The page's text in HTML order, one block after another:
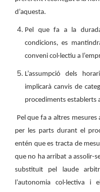
d’aquesta.
Pel que fa a la
condicions, es
conveni col·lectiu a
L’assumpció dels
implicarà canvis de
procediments establerts
Pel que fa a altres
per les parts durant el
entén que es tracta de
que no ha arribat a assolir-
substituït pel laude
l’autonomia col·lectiva i